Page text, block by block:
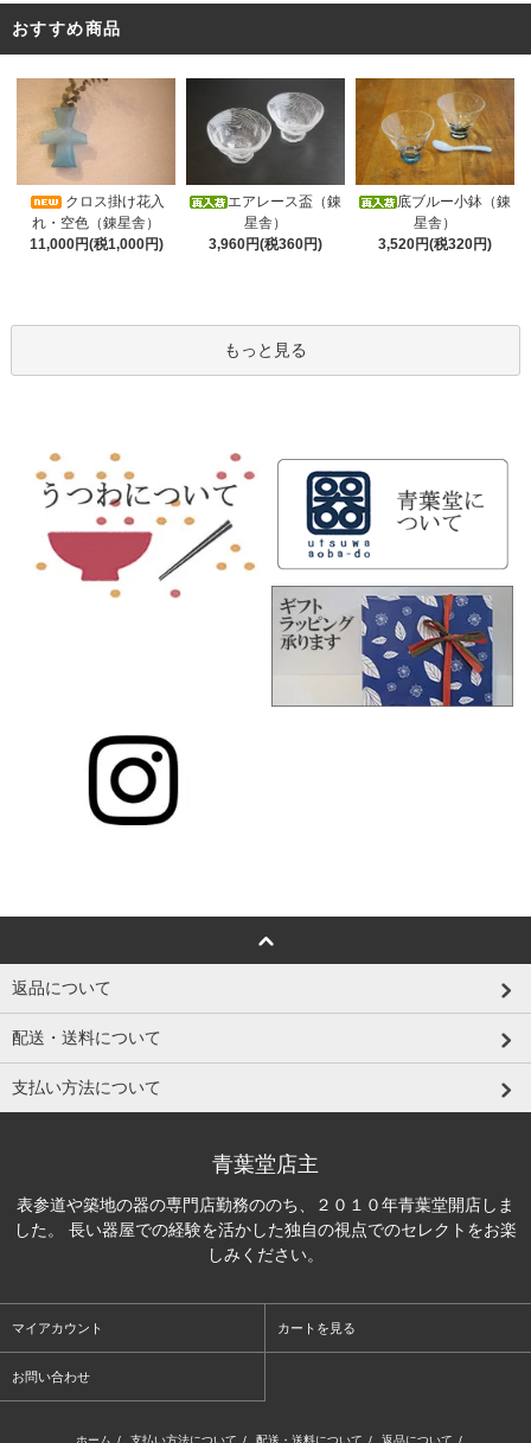
おすすめ商品
クロス掛け花入
れ・空色（錬星舎）
11,000円(税1,000円)
エアレース盃（錬
星舎）
3,960円(税360円)
底ブルー小鉢（錬
星舎）
3,520円(税320円)
もっと見る
返品について
配送・送料について
支払い方法について
青葉堂店主
表参道や築地の器の専門店勤務ののち、２０１０年青葉堂開店しま
した。 長い器屋での経験を活かした独自の視点でのセレクトをお楽
しみください。
マイアカウント カートを見る
お問い合わせ